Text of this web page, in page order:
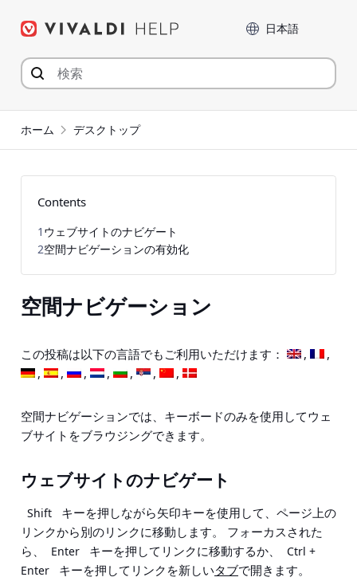
言語
ホーム デスクトップ
空間ナビゲーション
この投稿は以下の言語でもご利用いただけます：
空間ナビゲーションでは、キーボードのみを使用してウェ
ブサイトをブラウジングできます。
ウェブサイトのナビゲート
Shift
キーを押しながら矢印キーを使用して、ページ上の
リンクから別のリンクに移動します。 フォーカスされた
ら、
Enter キーを押してリンクに移動するか、
Ctrl +
Enter
キーを押してリンクを新しいタブで開きます。
Contents
1 ウェブサイトのナビゲート
2空間ナビゲーションの有効化